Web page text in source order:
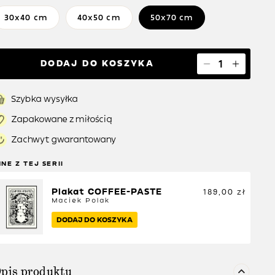
30x40 cm 40x50 cm 50x70 cm
DODAJ DO KOSZYKA
Szybka wysyłka
Zapakowane z miłością
Zachwyt gwarantowany
Z TEJ SERII
Plakat COFFEE-PASTE
Maciek Polak
189,00 zł
DODAJ DO KOSZYKA
produktu